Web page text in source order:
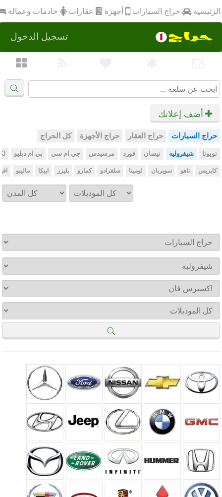
الرئيسية حراج السيارات أجهزة عقارات خادمات وعمالة
تسجيل الدخول
أضف إعلانك
حراج السيارات حراج العقار حراج الأجهزة كل الحراج
تويوتا شيفروليه نيسان فورد مرسيدس جي ام سي بي ام دبليو
كابريس تاهو سوبربان لومينا سلفرادو كمارو بليزر ابيكا ماليبو